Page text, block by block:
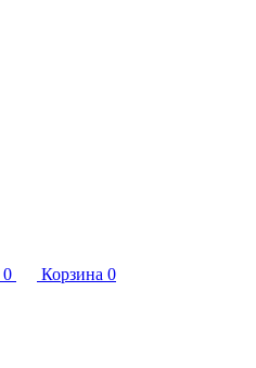
0 Корзина 0